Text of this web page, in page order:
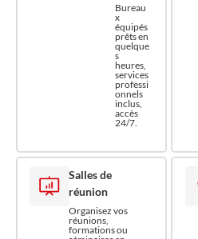
Bureau
x
équipés
prêts en
quelque
s
heures,
services
professi
onnels
inclus,
accès
24/7.
Salles de
réunion
Organisez vos
réunions,
formations ou